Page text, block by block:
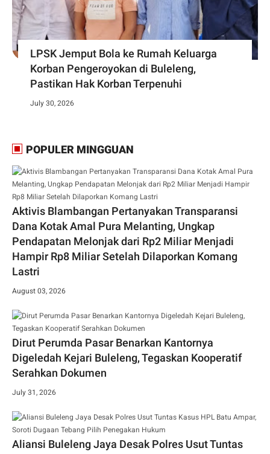
LPSK Jemput Bola ke Rumah Keluarga
Korban Pengeroyokan di Buleleng,
Pastikan Hak Korban Terpenuhi
July 30, 2026
POPULER MINGGUAN
Aktivis Blambangan Pertanyakan Transparansi
Dana Kotak Amal Pura Melanting, Ungkap
Pendapatan Melonjak dari Rp2 Miliar Menjadi
Hampir Rp8 Miliar Setelah Dilaporkan Komang
Lastri
August 03, 2026
Dirut Perumda Pasar Benarkan Kantornya
Digeledah Kejari Buleleng, Tegaskan Kooperatif
Serahkan Dokumen
July 31, 2026
Aliansi Buleleng Jaya Desak Polres Usut Tuntas